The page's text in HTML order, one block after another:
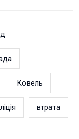
Ковель
втрата